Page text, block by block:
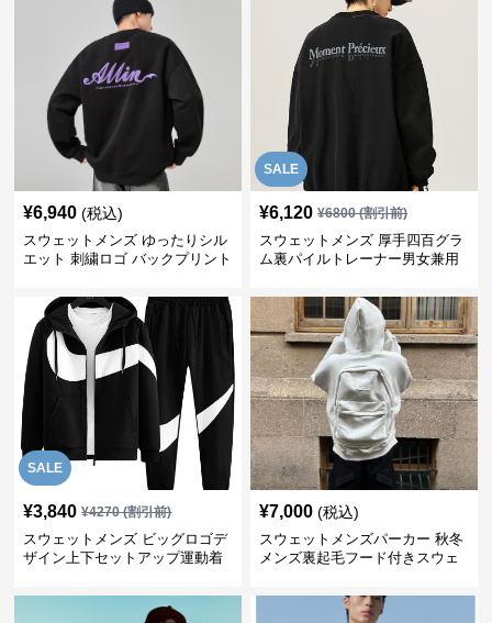
¥6,940 (税込)
スウェットメンズ ゆったりシル
エット 刺繍ロゴ バックプリント
SALE
¥6,120 ¥6800(割引前)
スウェットメンズ 厚手四百グラ
ム裏パイルトレーナー男女兼用
SALE
¥3,840 ¥4270(割引前)
スウェットメンズ ビッグロゴデ
ザイン上下セットアップ運動着
¥7,000 (税込)
スウェットメンズパーカー 秋冬
メンズ裏起毛フード付きスウェ